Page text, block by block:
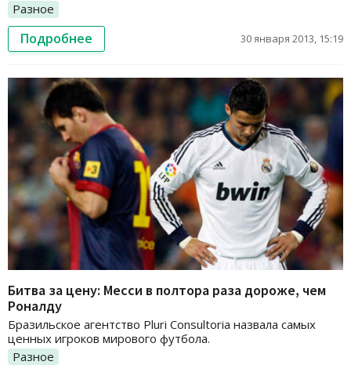
Разное
Подробнее 30 января 2013, 15:19
Битва за цену: Месси в полтора раза дороже, чем
Роналду
Бразильское агентство Pluri Consultoria назвала самых
ценных игроков мирового футбола.
Разное